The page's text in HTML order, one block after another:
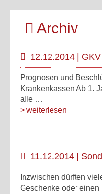
Archiv
12.12.2014 |
Prognosen und
Krankenkassen Ab 1.
alle …
> weiterlesen
11.12.2014 |
Inzwischen dürften
Geschenke oder